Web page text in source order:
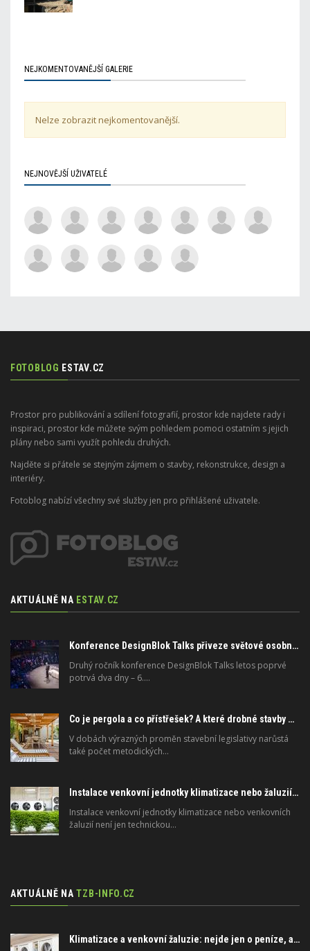
NEJKOMENTOVANĚJŠÍ GALERIE
Nelze zobrazit nejkomentovanější.
NEJNOVĚJŠÍ UŽIVATELÉ
FOTOBLOG ESTAV.CZ
Prostor pro publikování a sdílení fotografií, prostor kde najdete rady i
inspiraci, prostor kde můžete svým pohledem pomoci ostatním s jejich
plány nebo sami využít pohledu druhých.
Najděte si přátele se stejným zájmem o stavby, rekonstrukce, design a
interiéry.
Fotoblog nabízí všechny své služby jen pro přihlášené uživatele.
AKTUÁLNĚ NA ESTAV.CZ
Konference DesignBlok Talks přiveze světové osobnosti designu a architektury
Druhý ročník konference DesignBlok Talks letos poprvé
potrvá dva dny – 6.…
Co je pergola a co přístřešek? A které drobné stavby musíte povolovat? Pomůže metodika
V dobách výrazných proměn stavební legislativy narůstá
také počet metodických…
Instalace venkovní jednotky klimatizace nebo žaluzií podléhá jasným právním pravidlům
Instalace venkovní jednotky klimatizace nebo venkovních
žaluzií není jen technickou…
AKTUÁLNĚ NA TZB-INFO.CZ
Klimatizace a venkovní žaluzie: nejde jen o peníze, ale i o právo